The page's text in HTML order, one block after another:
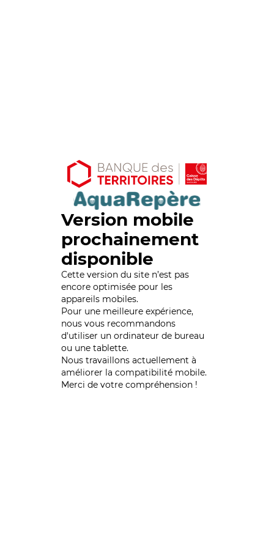
Version mobile
prochainement
disponible
Cette version du site n’est pas
encore optimisée pour les
appareils mobiles.
Pour une meilleure expérience,
nous vous recommandons
d'utiliser un ordinateur de bureau
ou une tablette.
Nous travaillons actuellement à
améliorer la compatibilité mobile.
Merci de votre compréhension !